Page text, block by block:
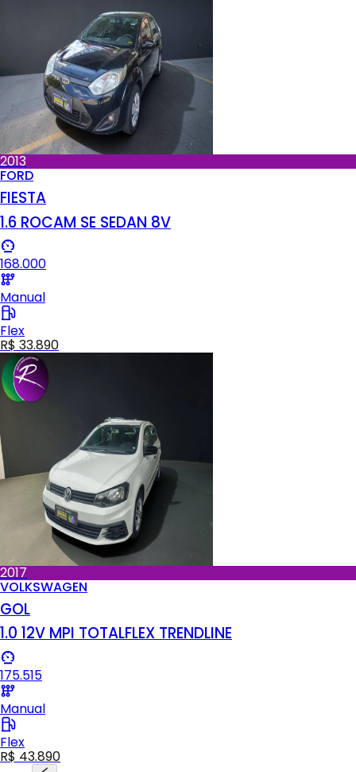
2013
FORD
FIESTA
1.6 ROCAM SE SEDAN 8V
168.000
Manual
Flex
R$ 33.890
2017
VOLKSWAGEN
GOL
1.0 12V MPI TOTALFLEX TRENDLINE
175.515
Manual
Flex
R$ 43.890